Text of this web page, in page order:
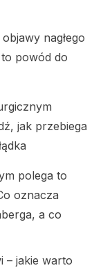
nagłego
powód do
jak przebiega
polega to
oznacza
a co
– jakie warto